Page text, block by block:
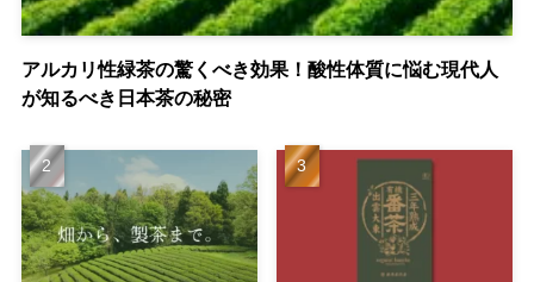
アルカリ性緑茶の驚くべき効果！酸性体質に悩む現代人
が知るべき日本茶の秘密